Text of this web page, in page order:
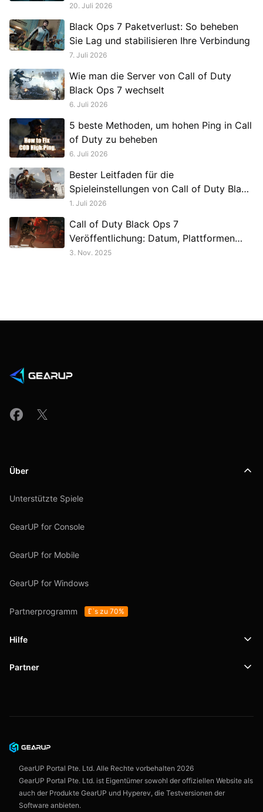
20. Juli 2026
Black Ops 7 Paketverlust: So beheben
Sie Lag und stabilisieren Ihre Verbindung
7. Juli 2026
Wie man die Server von Call of Duty
Black Ops 7 wechselt
6. Juli 2026
5 beste Methoden, um hohen Ping in Call
of Duty zu beheben
6. Juli 2026
Bester Leitfaden für die
Spieleinstellungen von Call of Duty Black
Ops 7
1. Juli 2026
Call of Duty Black Ops 7
Veröffentlichung: Datum, Plattformen
und mehr
3. Nov. 2025
Über
Unterstützte Spiele
GearUP for Console
GearUP for Mobile
GearUP for Windows
Partnerprogramm Bis zu 70%
Hilfe
Support
Nutzungsbedingungen
Partner
GearUP Portal Pte. Ltd. Alle Rechte vorbehalten 2026
GearUP Portal Pte. Ltd. ist Eigentümer sowohl der offiziellen Website als
auch der Produkte GearUP und Hyperev, die Testversionen der
Software anbieten.